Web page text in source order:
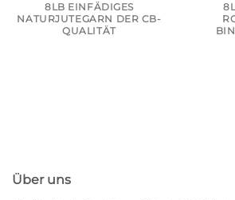
8LB EINFÄDIGES
NATURJUTEGARN DER CB-
QUALITÄT
Über uns